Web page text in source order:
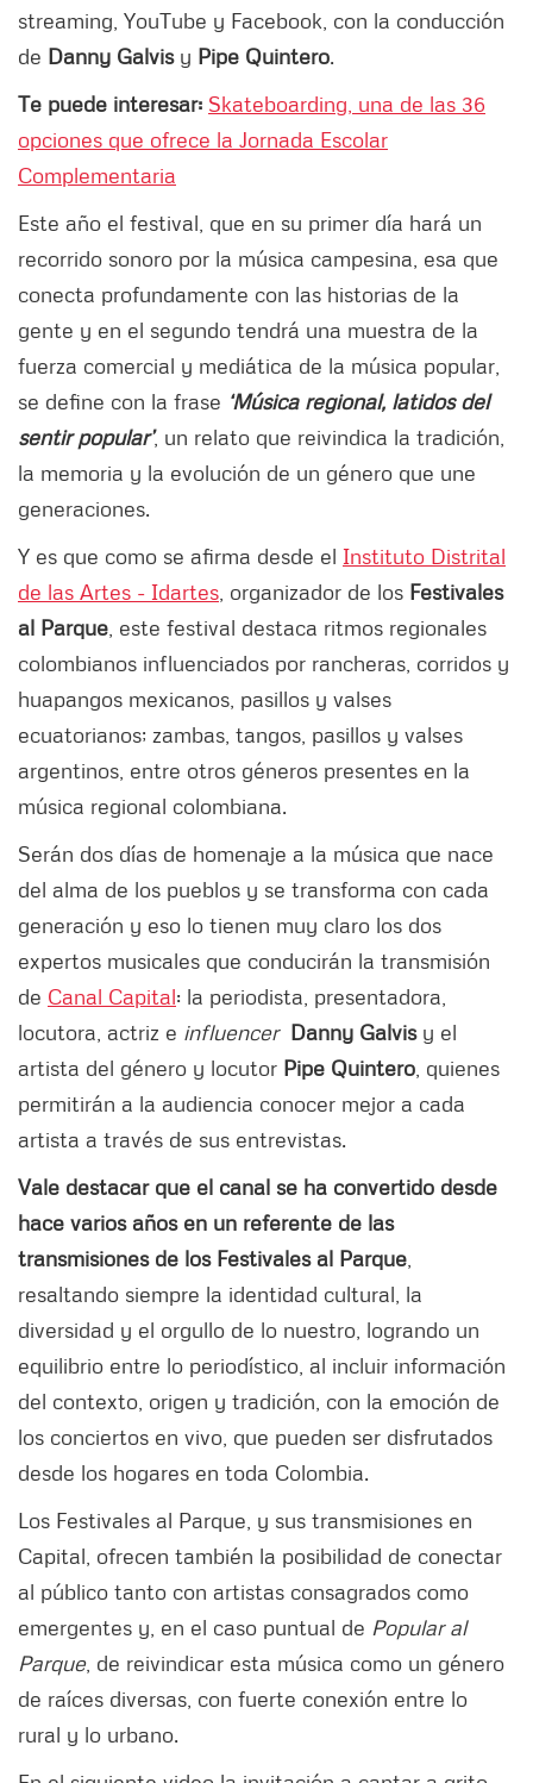
streaming, YouTube y Facebook, con la conducción
de Danny Galvisy Pipe Quintero.
Te puede interesar: Skateboarding, una de las 36
opciones que ofrece la Jornada Escolar
Complementaria
Este año el festival, que en su primer día hará un
recorrido sonoro por la música campesina, esa que
conecta profundamente con las historias de la
gente y en el segundo tendrá una muestra de la
fuerza comercial y mediática de la música popular,
se define con la frase ‘Música regional, latidos del
sentir popular’, un relato que reivindica la tradición,
la memoria y la evolución de un género que une
generaciones.
Y es que como se afirma desde el Instituto Distrital
de las Artes - Idartes , organizador de los Festivales
al Parque , este festival destaca ritmos regionales
colombianos influenciados por rancheras, corridos y
huapangos mexicanos, pasillos y valses
ecuatorianos; zambas, tangos, pasillos y valses
argentinos, entre otros géneros presentes en la
música regional colombiana.
Serán dos días de homenaje a la música que nace
del alma de los pueblos y se transforma con cada
generación y eso lo tienen muy claro los dos
expertos musicales que conducirán la transmisión
de Canal Capital: la periodista, presentadora,
locutora, actriz e influencer Danny Galvisy el
artista del género y locutor Pipe Quintero , quienes
permitirán a la audiencia conocer mejor a cada
artista a través de sus entrevistas.
Vale destacar que el canal se ha convertido desde
hace varios años en un referente de las
transmisiones de los Festivales al Parque
resaltando siempre la identidad cultural, la
diversidad y el orgullo de lo nuestro, logrando un
equilibrio entre lo periodístico, al incluir información
del contexto, origen y tradición, con la emoción de
los conciertos en vivo, que pueden ser disfrutados
desde los hogares en toda Colombia.
Los Festivales al Parque, y sus transmisiones en
Capital, ofrecen también la posibilidad de conectar
al público tanto con artistas consagrados como
emergentes y, en el caso puntual de Popular al
Parque, de reivindicar esta música como un género
de raíces diversas, con fuerte conexión entre lo
rural y lo urbano.